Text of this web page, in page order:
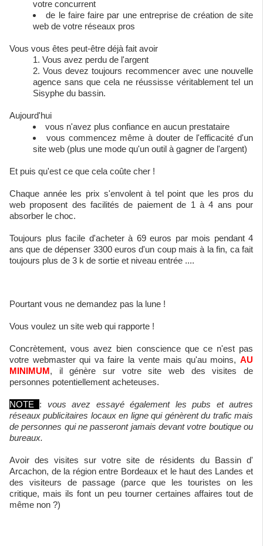
votre concurrent
de le faire faire par une entreprise de création de site
web de votre réseaux pros
Vous vous êtes peut-être déjà fait avoir
Vous avez perdu de l'argent
Vous devez toujours recommencer avec une nouvelle
agence sans que cela ne réussisse véritablement tel un
Sisyphe du bassin.
Aujourd'hui
vous n'avez plus confiance en aucun prestataire
vous commencez même à douter de l'efficacité d'un
site web (plus une mode qu'un outil à gagner de l'argent)
Et puis qu'est ce que cela coûte cher !
Chaque année les prix s'envolent à tel point que les pros du
web proposent des facilités de paiement de 1 à 4 ans pour
absorber le choc.
Toujours plus facile d'acheter à 69 euros par mois pendant 4
ans que de dépenser 3300 euros d'un coup mais à la fin, ca fait
toujours plus de 3 k de sortie et niveau entrée ....
Pourtant vous ne demandez pas la lune !
Vous voulez un site web qui rapporte !
Concrètement, vous avez bien conscience que ce n'est pas
votre webmaster qui va faire la vente mais qu'au moins, AU
MINIMUM, il génère sur votre site web des visites de
personnes potentiellement acheteuses.
NOTE : vous avez essayé également les pubs et autres
réseaux publicitaires locaux en ligne qui génèrent du trafic mais
de personnes qui ne passeront jamais devant votre boutique ou
bureaux.
Avoir des visites sur votre site de résidents du Bassin d'
Arcachon, de la région entre Bordeaux et le haut des Landes et
des visiteurs de passage (parce que les touristes on les
critique, mais ils font un peu tourner certaines affaires tout de
même non ?)